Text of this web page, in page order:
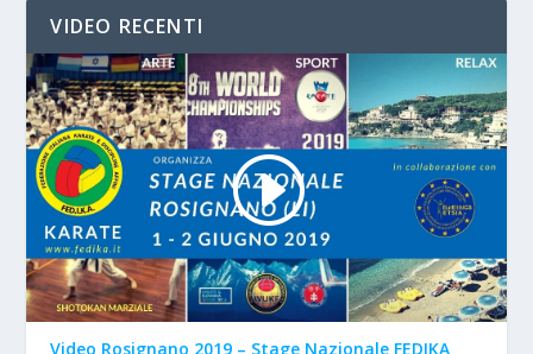
VIDEO RECENTI
Video Rosignano 2019 – Stage Nazionale FEDIKA